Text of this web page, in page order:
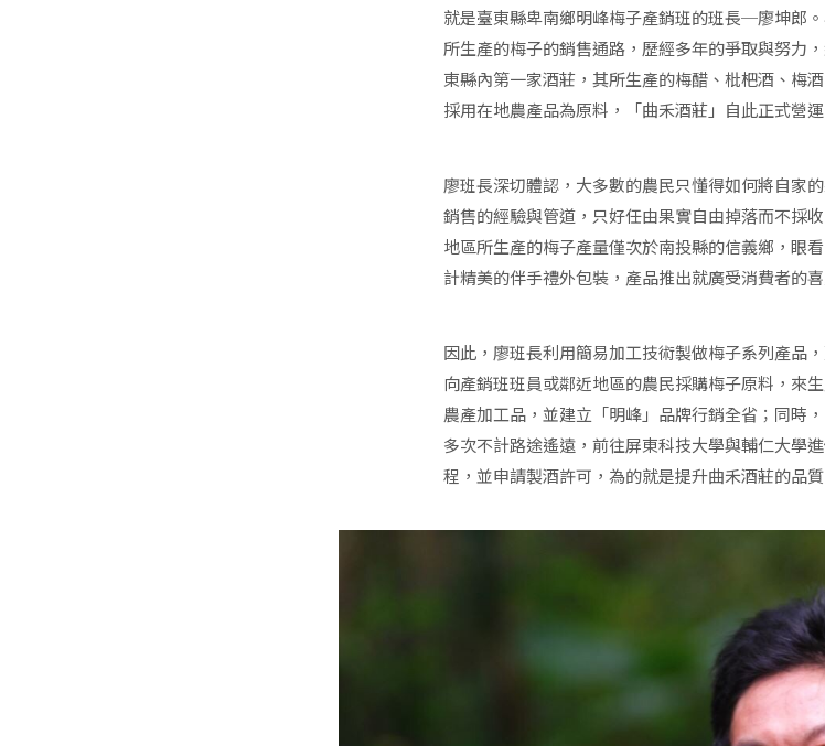
就是臺東縣卑南鄉明峰梅子產銷班的班長─廖坤郎
所生產的梅子的銷售通路，歷經多年的爭取與努力
東縣內第一家酒莊，其所生產的梅醋、枇杷酒、梅
採用在地農產品為原料，「曲禾酒莊」自此正式營運
廖班長深切體認，大多數的農民只懂得如何將自家
銷售的經驗與管道，只好任由果實自由掉落而不採
地區所生產的梅子產量僅次於南投縣的信義鄉，眼
計精美的伴手禮外包裝，產品推出就廣受消費者的
因此，廖班長利用簡易加工技術製做梅子系列產品
向產銷班班員或鄰近地區的農民採購梅子原料，來
農產加工品，並建立「明峰」品牌行銷全省；同時
多次不計路途遙遠，前往屏東科技大學與輔仁大學
程，並申請製酒許可，為的就是提升曲禾酒莊的品質